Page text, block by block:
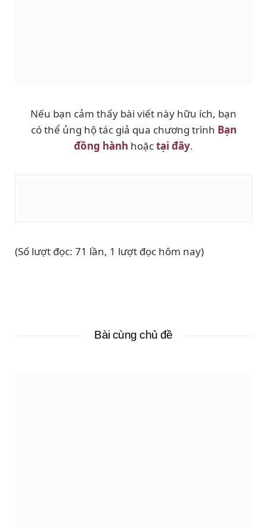
Nếu bạn cảm thấy bài viết này hữu ích, bạn
có thể ủng hộ tác giả qua chương trình Bạn
đồng hành hoặctại đây.
(Số lượt đọc: 71 lần, 1 lượt đọc hôm nay)
Bài cùng chủ đề